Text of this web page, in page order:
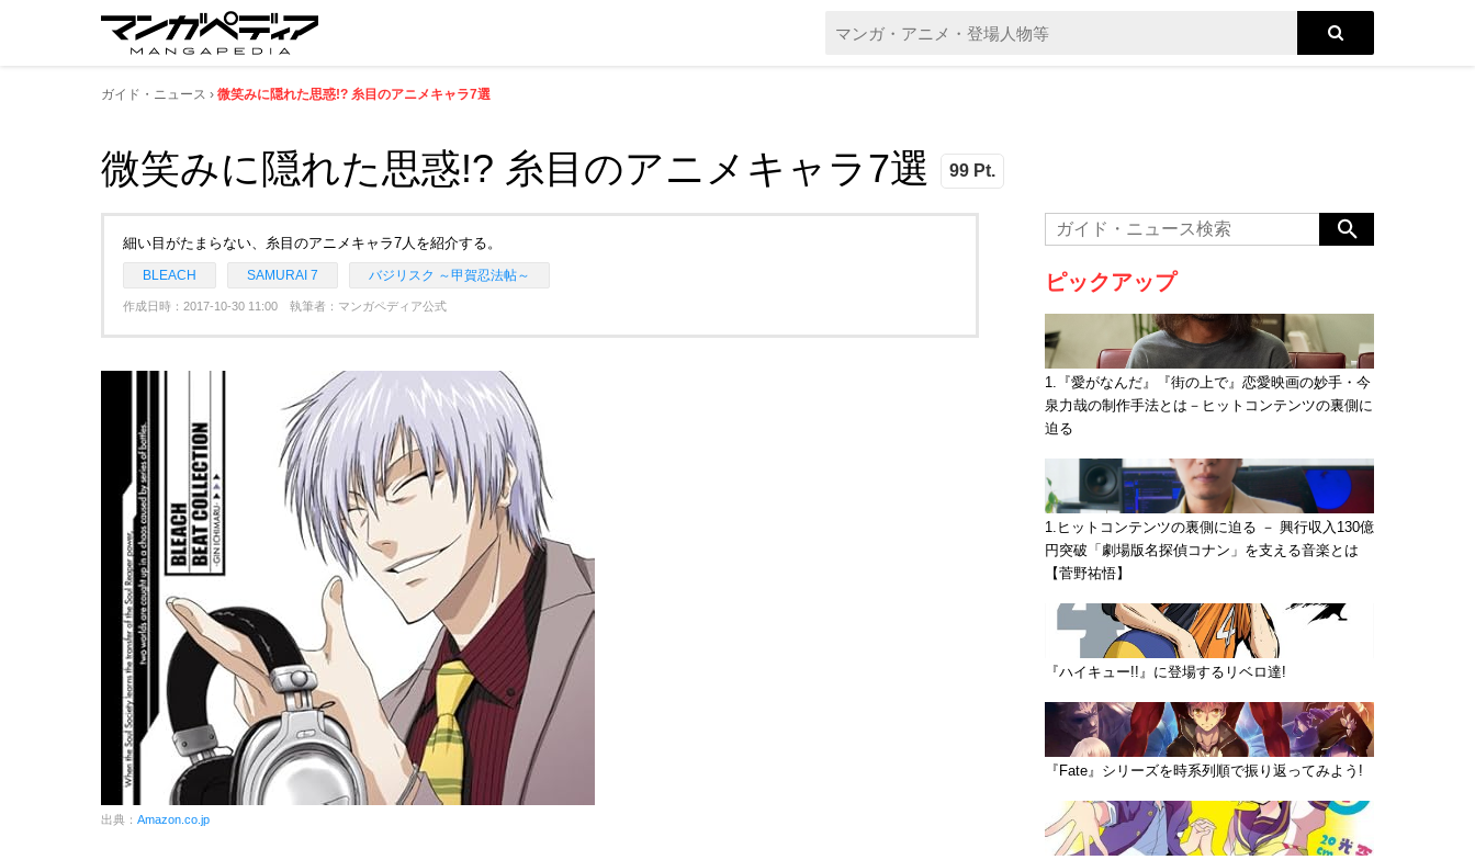
ガイド・ニュース 微笑みに隠れた思惑!? 糸目のアニメキャラ7選
微笑みに隠れた思惑!? 糸目のアニメキャラ7選 99 Pt.
細い目がたまらない、糸目のアニメキャラ7人を紹介する。
BLEACH SAMURAI 7 バジリスク ～甲賀忍法帖～
作成日時：2017-10-30 11:00 執筆者：マンガペディア公式
出典： Amazon.co.jp
ピックアップ
1.『愛がなんだ』『街の上で』恋愛映画の妙手・今
泉力哉の制作手法とは－ヒットコンテンツの裏側に
迫る
1.ヒットコンテンツの裏側に迫る － 興行収入130億
円突破「劇場版名探偵コナン」を支える音楽とは
【菅野祐悟】
『ハイキュー!!』に登場するリベロ達!
『Fate』シリーズを時系列順で振り返ってみよう!